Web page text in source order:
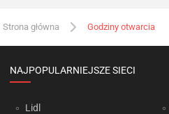
Strona główna Godziny otwarcia
NAJPOPULARNIEJSZE SIECI
Lidl